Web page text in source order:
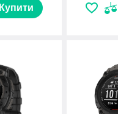
Купити